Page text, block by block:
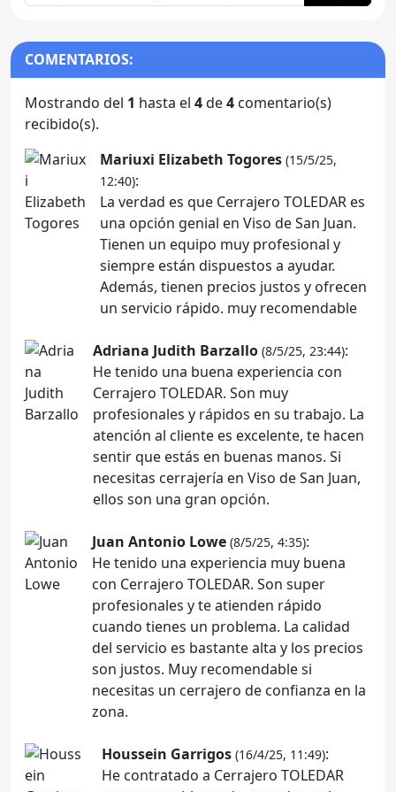
COMENTARIOS:
Mostrando del 1 hasta el 4de4 comentario(s)
recibido(s).
Mariuxi Elizabeth Togores (15/5/25,
12:40):
La verdad es que Cerrajero TOLEDAR es
una opción genial en Viso de San Juan.
Tienen un equipo muy profesional y
siempre están dispuestos a ayudar.
Además, tienen precios justos y ofrecen
un servicio rápido. muy recomendable
Adriana Judith Barzallo (8/5/25, 23:44):
He tenido una buena experiencia con
Cerrajero TOLEDAR. Son muy
profesionales y rápidos en su trabajo. La
atención al cliente es excelente, te hacen
sentir que estás en buenas manos. Si
necesitas cerrajería en Viso de San Juan,
ellos son una gran opción.
Juan Antonio Lowe (8/5/25, 4:35):
He tenido una experiencia muy buena
con Cerrajero TOLEDAR. Son super
profesionales y te atienden rápido
cuando tienes un problema. La calidad
del servicio es bastante alta y los precios
son justos. Muy recomendable si
necesitas un cerrajero de confianza en la
zona.
Houssein Garrigos (16/4/25, 11:49):
He contratado a Cerrajero TOLEDAR